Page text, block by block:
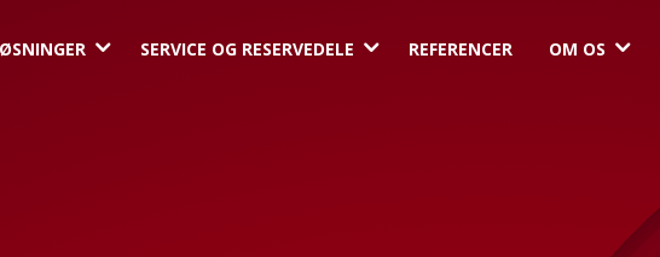
3 SERVICE OG RESERVEDELE 3 REFERENCER OM OS 3